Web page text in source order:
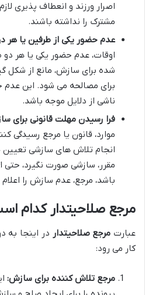
اصرار ورزند و انعطاف پذیری
مشترک را نداشته باشند.
عدم حضور یکی از طرفین یا
اوقات، عدم حضور یکی یا هر
شده برای سازش، مانع از شکل
برای مصالحه می شود. این
ناشی از دلایل موجه باشد.
فرا رسیدن مهلت قانونی برای
موارد، قانون یا مرجع رسیدگی
انجام تلاش های سازشی تعیین
مقرر، سازشی صورت نگیرد، حتی
باشد، مرجع، عدم سازش را
مرجع صلاحیتدار کدام
عبارت مرجع صلاحیتدار در اینجا به
کار می رود:
مرجع تلاش کننده برای سازش: